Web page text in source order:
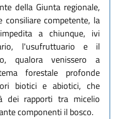
della Giunta regionale,
consiliare competente, la
a chiunque, ivi
l'usufruttuario e il
qualora venissero a
forestale profonde
biotici e abiotici, che
dei rapporti tra micelio
componenti il bosco.